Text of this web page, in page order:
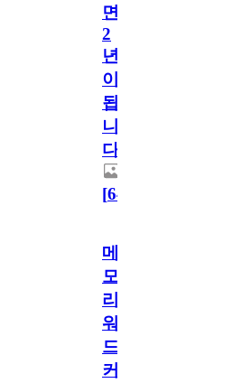
면
2
년
이
됩
니
다.
[64
메
모
리
워
드
커